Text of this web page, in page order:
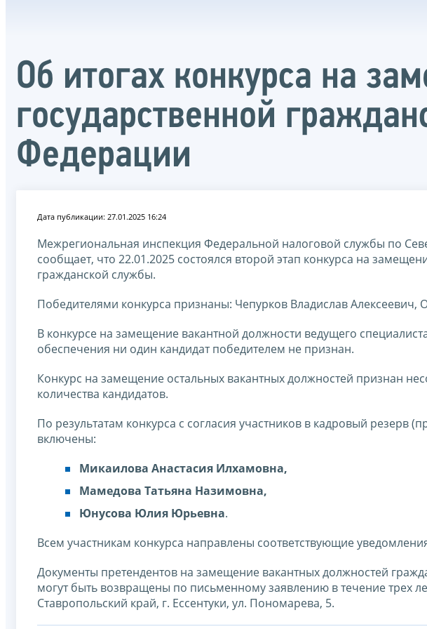
Об итогах конкурса на
государственной
Федерации
Дата публикации: 27.01.2025 16:24
Межрегиональная инспекция Федеральной налоговой службы по
сообщает, что 22.01.2025 состоялся второй этап конкурса на
гражданской службы.
Победителями конкурса признаны: Чепурков Владислав Алексеевич,
В конкурсе на замещение вакантной должности ведущего
обеспечения ни один кандидат победителем не признан.
Конкурс на замещение остальных вакантных должностей признан
количества кандидатов.
По результатам конкурса с согласия участников в кадровый резерв
включены:
Микаилова Анастасия Илхамовна,
Мамедова Татьяна Назимовна,
Юнусова Юлия Юрьевна.
Всем участникам конкурса направлены соответствующие
Документы претендентов на замещение вакантных должностей
могут быть возвращены по письменному заявлению в течение трех
Ставропольский край, г. Ессентуки, ул. Пономарева, 5.